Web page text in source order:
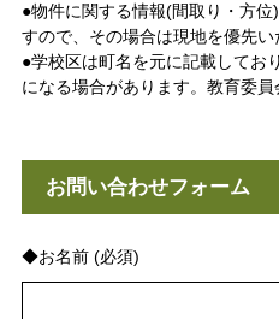
●物件に関する情報(間取り・方
すので、その場合は現地を優先い
●学校区は町名を元に記載してお
になる場合があります。教育委員
お問い合わせフォーム
◆お名前 (必須)